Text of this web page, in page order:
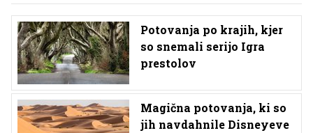
Potovanja po krajih, kjer
so snemali serijo Igra
prestolov
Magična potovanja, ki so
jih navdahnile Disneyeve